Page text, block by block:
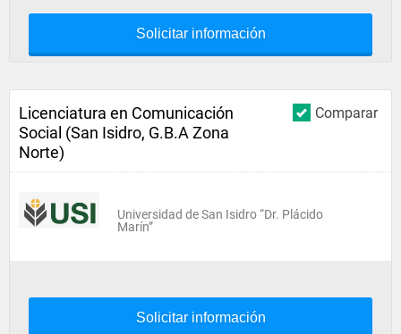
Solicitar información
Comparar
Licenciatura en Comunicación
Social (San Isidro, G.B.A Zona
Norte)
Universidad de San Isidro “Dr. Plácido
Marín”
Solicitar información